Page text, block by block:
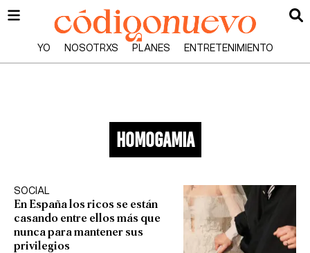
YO NOSOTRXS PLANES ENTRETENIMIENTO
homogamia
SOCIAL
En España los ricos se están
casando entre ellos más que
nunca para mantener sus
privilegios